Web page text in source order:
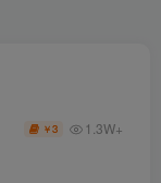
￥3 1.3W+